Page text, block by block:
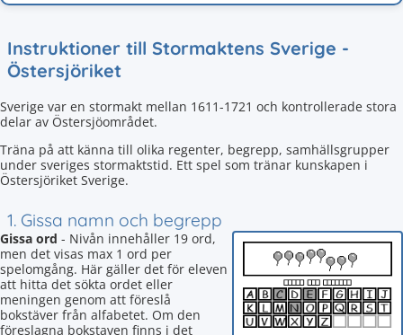
Instruktioner till Stormaktens Sverige -
Östersjöriket
Sverige var en stormakt mellan 1611-1721 och kontrollerade stora
delar av Östersjöområdet.
Träna på att känna till olika regenter, begrepp, samhällsgrupper
under sveriges stormaktstid. Ett spel som tränar kunskapen i
Östersjöriket Sverige.
1. Gissa namn och begrepp
Gissa ord - Nivån innehåller 19 ord,
men det visas max 1 ord per
spelomgång. Här gäller det för eleven
att hitta det sökta ordet eller
meningen genom att föreslå
bokstäver från alfabetet. Om den
föreslagna bokstaven finns i det